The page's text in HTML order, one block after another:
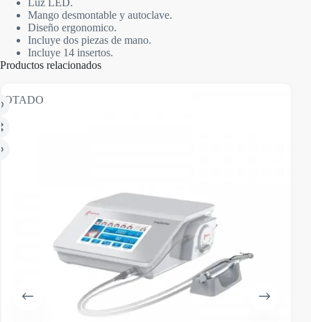
Luz LED.
Mango desmontable y autoclave.
Diseño ergonomico.
Incluye dos piezas de mano.
Incluye 14 insertos.
Productos relacionados